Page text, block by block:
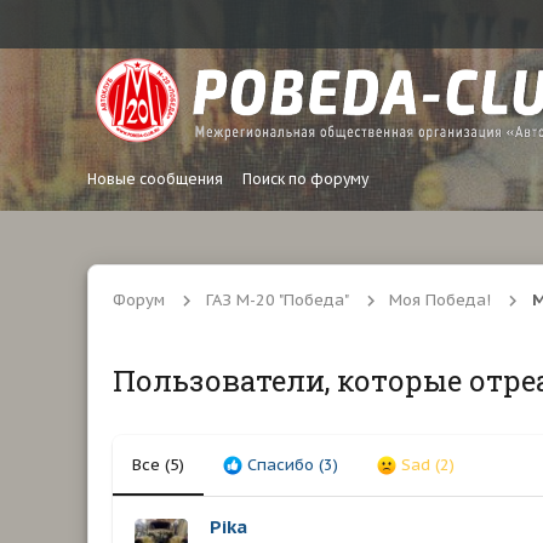
Новые сообщения Поиск по форуму
Форум ГАЗ М-20 "Победа" Моя Победа!
Пользователи, которые
Все (5) Спасибо (3) Sad (2)
Pika